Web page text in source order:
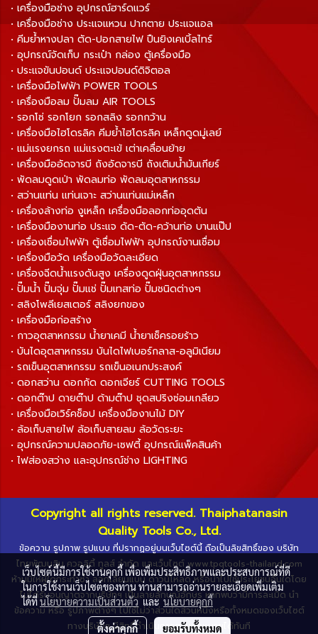
• เครื่องมือช่าง อุปกรณ์ฮาร์ดแวร์
• เครื่องมือช่าง ประแจแหวน ปากตาย ประแจแอล
• คีมย้ำหางปลา ตัด-ปอกสายไฟ ปืนยิงเคเบิ้ลไทร์
• อุปกรณ์จัดเก็บ กระเป๋า กล่อง ตู้เครื่องมือ
• ประแจขันปอนด์ ประแจปอนด์ดิจิตอล
• เครื่องมือไฟฟ้า POWER TOOLS
• เครื่องมือลม ปั๊มลม AIR TOOLS
• รอกโซ่ รอกโยก รอกสลิง รอกกว้าน
• เครื่องมือไฮโดรลิค คีมย้ำไฮโดรลิค เหล็กดูดมู่เลย์
• แม่แรงยกรถ แม่แรงตะเข้ เต่าเคลื่อนย้าย
• เครื่องมืออัดจารบี ถังอัดจารบี ถังเติมน้ำมันเกียร์
• พัดลมดูดเป่า พัดลมท่อ พัดลมอุตสาหกรรม
• สว่านแท่น แท่นเจาะ สว่านแท่นแม่เหล็ก
• เครื่องล้างท่อ งูเหล็ก เครื่องมือลอกท่ออุดตัน
• เครื่องมืองานท่อ ประแจ ดัด-ตัด-คว้านท่อ บานแป๊ป
• เครื่องเชื่อมไฟฟ้า ตู้เชื่อมไฟฟ้า อุปกรณ์งานเชื่อม
• เครื่องมือวัด เครื่องมือวัดละเอียด
• เครื่องฉีดน้ำแรงดันสูง เครื่องดูดฝุ่นอุตสาหกรรม
• ปั๊มน้ำ ปั๊มจุ่ม ปั๊มแช่ ปั๊มเทสท่อ ปั๊มชนิดต่างๆ
• สลิงโพลีเยสเตอร์ สลิงยกของ
• เครื่องมือก่อสร้าง
• กาวอุตสาหกรรม น้ำยาเคมี น้ำยาเช็ครอยร้าว
• บันไดอุตสาหกรรม บันไดไฟเบอร์กลาส-อลูมิเนียม
• รถเข็นอุตสาหกรรม รถเข็นอเนกประสงค์
• ดอกสว่าน ดอกกัด ดอกเจียร์ CUTTING TOOLS
• ดอกต๊าป ดายต๊าป ด้ามต๊าป ชุดสปริงซ่อมเกลียว
• เครื่องมือเวิร์คช็อป เครื่องมืองานไม้ DIY
• ล้อเก็บสายไฟ ล้อเก็บสายลม ล้อวัดระยะ
• อุปกรณ์ความปลอดภัย-เซฟตี้ อุปกรณ์แพ็คสินค้า
• ไฟส่องสว่าง และอุปกรณ์ช่าง LIGHTING
Copyright all rights reserved. Thaiphatanasin
Quality Tools Co., Ltd.
ข้อความ รูปภาพ รูปแบบ ที่ปรากฏอยู่บนเว็บไซต์นี้ ถือเป็นลิขสิทธิ์ของ บริษัท
ไทยพัฒนสิน ควอลิตี้ ทูลส์ จำกัด และเว็บไซต์ www.tpqtools-thailand.com
ห้ามมิให้ผู้ใดกระทำซ้ำ ลอกเลียนแบบ ดาวน์โหลด หรือนำไปใช้ประโยชน์อื่นใดโดย
ไม่ได้รับอนุญาตจากบริษัทฯ เป็นลายลักษณ์อักษร หากพบว่ามีการละเมิด นำ
ข้อความ หรือ รูปภาพต่างๆ ไปใช้ไม่ว่าส่วนใดส่วนหนึ่งหรือทั้งหมดของเว็บไซต์
ทางบริษัทฯ มีสิทธิ์ดำเนินการตามกฎหมายได้ทันที
เว็บไซต์นี้มีการใช้งานคุกกี้ เพื่อเพิ่มประสิทธิภาพและประสบการณ์ที่ดี
ในการใช้งานเว็บไซต์ของท่าน ท่านสามารถอ่านรายละเอียดเพิ่มเติม
ได้ที่นโยบายความเป็นส่วนตัวและนโยบายคุกกี้
ตั้งค่าคุกกี้ ยอมรับทั้งหมด